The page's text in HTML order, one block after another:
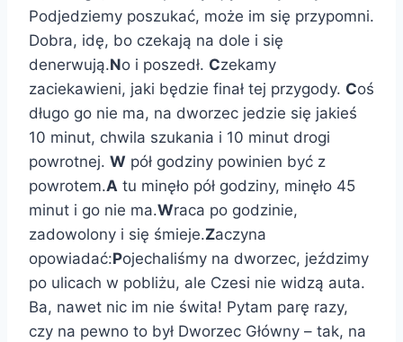
Podjedziemy poszukać, może im się przypomni.
Dobra, idę, bo czekają na dole i się
denerwują.No i poszedł. Czekamy
zaciekawieni, jaki będzie finał tej przygody. Coś
długo go nie ma, na dworzec jedzie się jakieś
10 minut, chwila szukania i 10 minut drogi
powrotnej. W pół godziny powinien być z
powrotem.A tu minęło pół godziny, minęło 45
minut i go nie ma.Wraca po godzinie,
zadowolony i się śmieje.Zaczyna
opowiadać:Pojechaliśmy na dworzec, jeździmy
po ulicach w pobliżu, ale Czesi nie widzą auta.
Ba, nawet nic im nie świta! Pytam parę razy,
czy na pewno to był Dworzec Główny – tak, na